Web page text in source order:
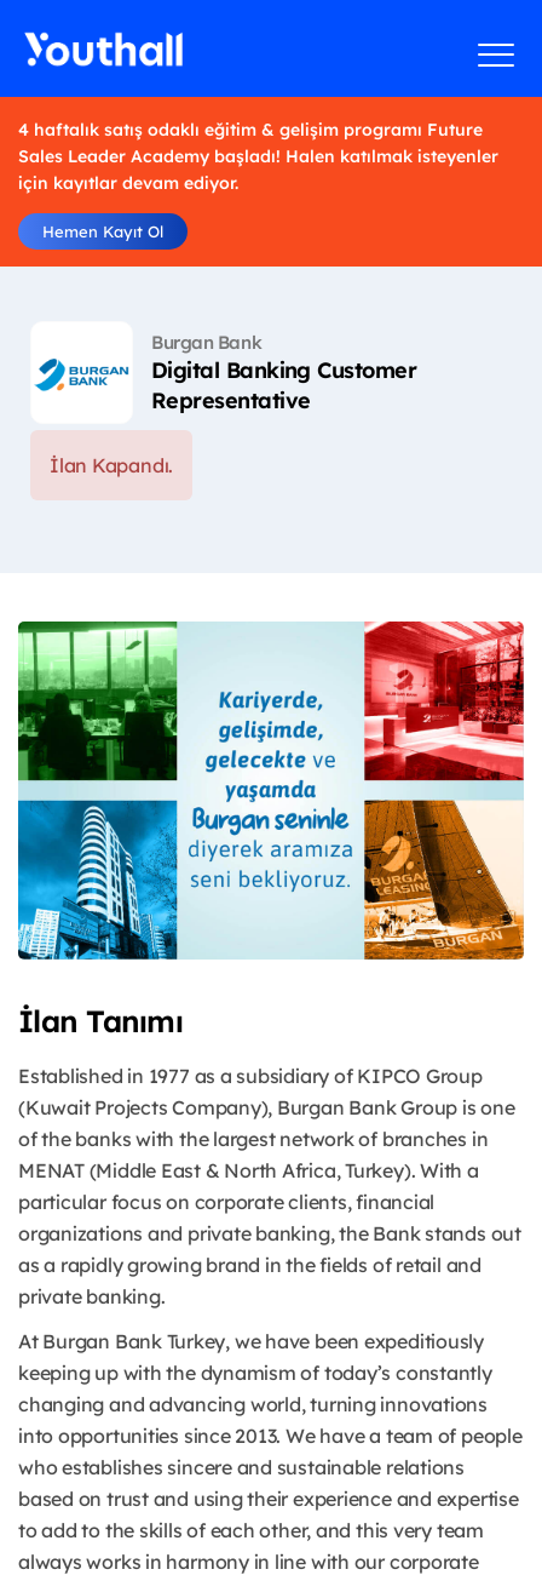
4 haftalık satış odaklı eğitim & gelişim programı Future
Sales Leader Academy başladı! Halen katılmak isteyenler
için kayıtlar devam ediyor.
Hemen Kayıt Ol
Burgan Bank
Digital Banking Customer
Representative
İlan Kapandı.
İlan Tanımı
Established in 1977 as a subsidiary of KIPCO Group
(Kuwait Projects Company), Burgan Bank Group is one
of the banks with the largest network of branches in
MENAT (Middle East & North Africa, Turkey). With a
particular focus on corporate clients, financial
organizations and private banking, the Bank stands out
as a rapidly growing brand in the fields of retail and
private banking.
At Burgan Bank Turkey, we have been expeditiously
keeping up with the dynamism of today’s constantly
changing and advancing world, turning innovations
into opportunities since 2013. We have a team of people
who establishes sincere and sustainable relations
based on trust and using their experience and expertise
to add to the skills of each other, and this very team
always works in harmony in line with our corporate